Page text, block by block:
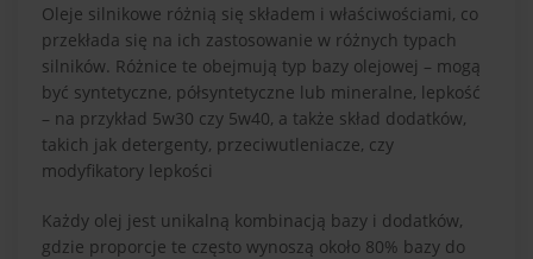
Oleje silnikowe różnią się składem i właściwościami, co
przekłada się na ich zastosowanie w różnych typach
silników. Różnice te obejmują typ bazy olejowej – mogą
być syntetyczne, półsyntetyczne lub mineralne, lepkość
– na przykład 5w30 czy 5w40, a także skład dodatków,
takich jak detergenty, przeciwutleniacze, czy
modyfikatory lepkości
Każdy olej jest unikalną kombinacją bazy i dodatków,
gdzie proporcje te często wynoszą około 80% bazy do